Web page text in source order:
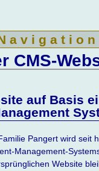
a v i g a t i o n
CMS-
auf Basis
Pangert wird seit
Management-
Website